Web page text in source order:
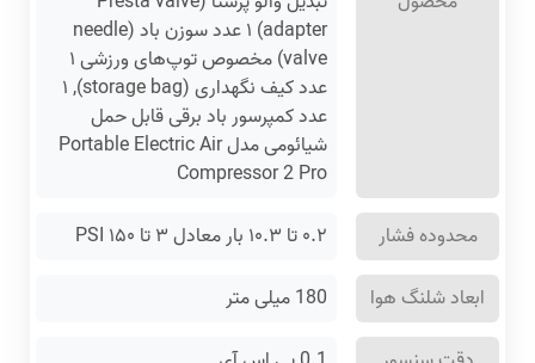
adapter) ۱ عدد سوزن باد (needle
valve) مخصوص توپ‌های ورزشی ۱
عدد کیف نگهداری (storage bag), ۱
عدد کمپرسور باد برقی قابل حمل
شیائومی مدل Portable Electric Air
Compressor 2 Pro
محدوده فشار
۰.۲ تا ۱۰.۳ بار معادل ۳ تا ۱۵۰ PSI
ابعاد شلنگ هوا
180 میلی متر